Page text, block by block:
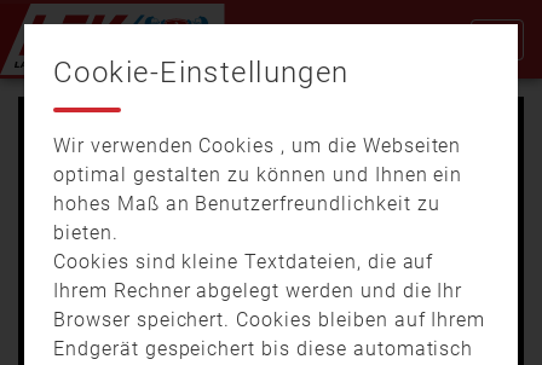
Video
Cookie-Einstellungen
Wir verwenden Cookies , um die Webseiten
optimal gestalten zu können und Ihnen ein
hohes Maß an Benutzerfreundlichkeit zu
bieten.
Cookies sind kleine Textdateien, die auf
Ihrem Rechner abgelegt werden und die Ihr
Browser speichert. Cookies bleiben auf Ihrem
Endgerät gespeichert bis diese automatisch